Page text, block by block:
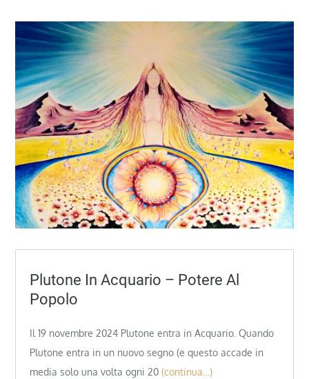
Plutone In Acquario – Potere Al
Popolo
Il 19 novembre 2024 Plutone entra in Acquario. Quando
Plutone entra in un nuovo segno (e questo accade in
media solo una volta ogni 20 (continua…)